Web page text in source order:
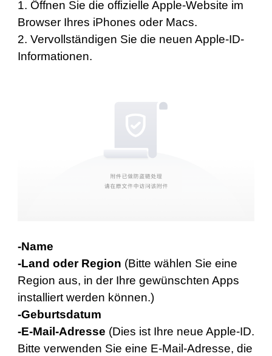
1. Öffnen Sie die offizielle Apple-Website im
Browser Ihres iPhones oder Macs.
2. Vervollständigen Sie die neuen Apple-ID-
Informationen.
-Name
-Land oder Region (Bitte wählen Sie eine
Region aus, in der Ihre gewünschten Apps
installiert werden können.)
-Geburtsdatum
-E-Mail-Adresse (Dies ist Ihre neue Apple-ID.
Bitte verwenden Sie eine E-Mail-Adresse, die